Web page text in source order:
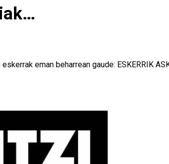
eman beharrean gaude: ESKERRIK